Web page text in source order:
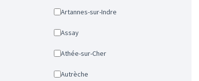
Artannes-sur-Indre
Assay
Athée-sur-Cher
Autrèche